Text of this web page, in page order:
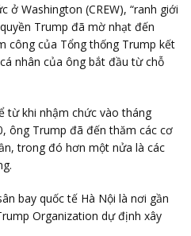
ở Washington (CREW), “ranh giới
Trump đã mờ nhạt đến
công của Tổng thống Trump kết
nhân của ông bắt đầu từ chỗ
từ khi nhậm chức vào tháng
ông Trump đã đến thăm các cơ
trong đó hơn một nửa là các
bay quốc tế Hà Nội là nơi gần
Organization dự định xây